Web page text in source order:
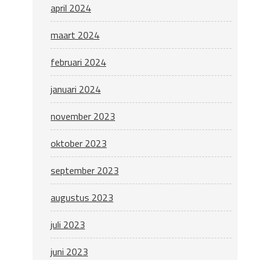
april 2024
maart 2024
februari 2024
januari 2024
november 2023
oktober 2023
september 2023
augustus 2023
juli 2023
juni 2023